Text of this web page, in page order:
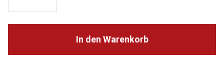
In den Warenkorb